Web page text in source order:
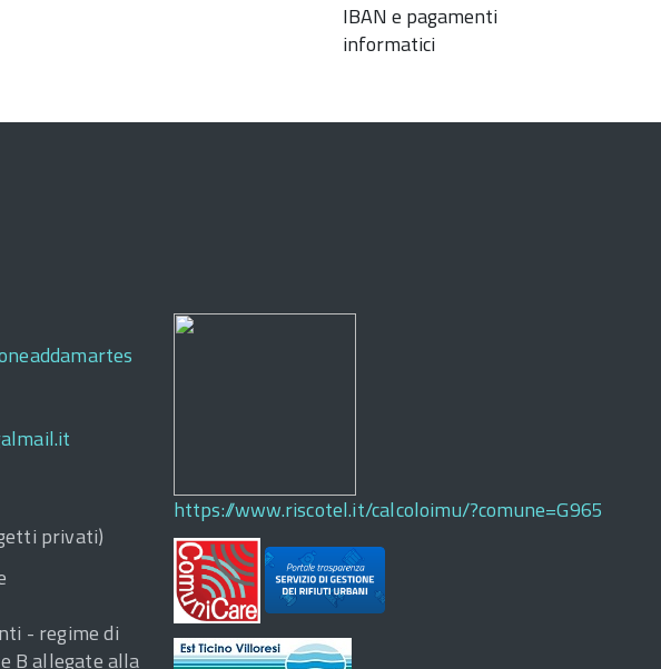
IBAN e pagamenti
informatici
privati)
- regime di
B allegate alla
https://www.riscotel.it/calcoloimu/?comune=G965